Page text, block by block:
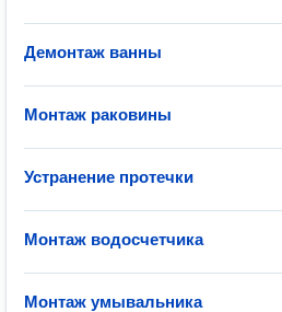
Демонтаж ванны
Монтаж раковины
Устранение протечки
Монтаж водосчетчика
Монтаж умывальника